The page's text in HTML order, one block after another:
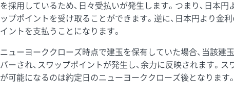
を採用しているため、日々受払いが発生します。つまり、日本
ップポイントを受け取ることができます。逆に、日本円より金
イントを支払うことになります。
ニューヨーククローズ時点で建玉を保有していた場合、当該建
バーされ、スワップポイントが発生し、余力に反映されます。
が可能になるのは約定日のニューヨーククローズ後となります